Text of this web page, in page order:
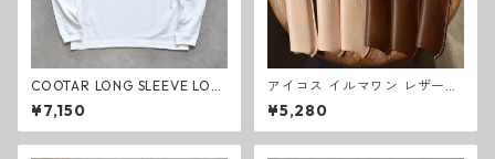
COOTAR LONG SLEEVE LOG
O T-SHIRT
¥7,150
アイコス イルマワン レザーカ
バー
¥5,280